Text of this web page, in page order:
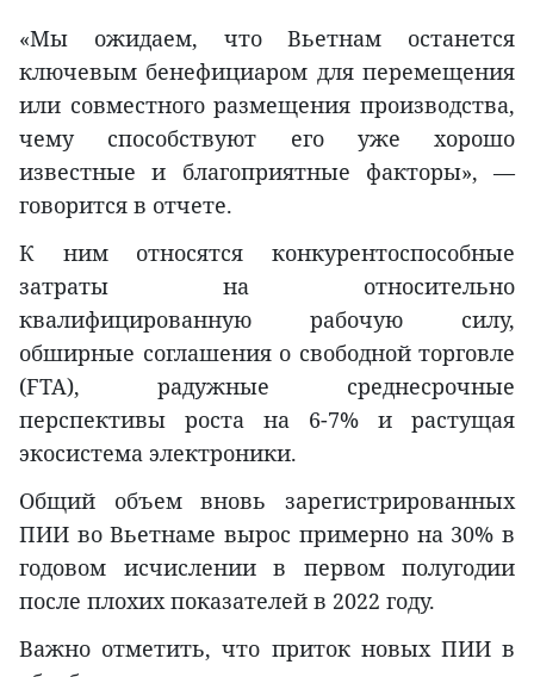
«Мы ожидаем, что Вьетнам останется
ключевым бенефициаром для перемещения
или совместного размещения производства,
чему способствуют его уже хорошо
известные и благоприятные факторы», —
говорится в отчете.
К ним относятся конкурентоспособные
затраты на относительно
квалифицированную рабочую силу,
обширные соглашения о свободной торговле
(FTA), радужные среднесрочные
перспективы роста на 6-7% и растущая
экосистема электроники.
Общий объем вновь зарегистрированных
ПИИ во Вьетнаме вырос примерно на 30% в
годовом исчислении в первом полугодии
после плохих показателей в 2022 году.
Важно отметить, что приток новых ПИИ в